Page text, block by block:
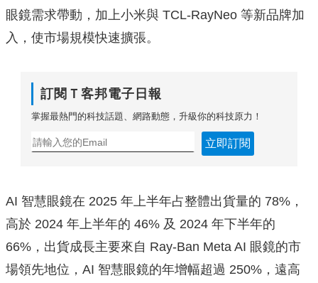
眼鏡需求帶動，加上小米與 TCL-RayNeo 等新品牌加
入，使市場規模快速擴張。
訂閱Ｔ客邦電子日報
掌握最熱門的科技話題、網路動態，升級你的科技原力！
立即訂閱
AI 智慧眼鏡在 2025 年上半年占整體出貨量的 78%，
高於 2024 年上半年的 46% 及 2024 年下半年的
66%，出貨成長主要來自 Ray-Ban Meta AI 眼鏡的市
場領先地位，AI 智慧眼鏡的年增幅超過 250%，遠高